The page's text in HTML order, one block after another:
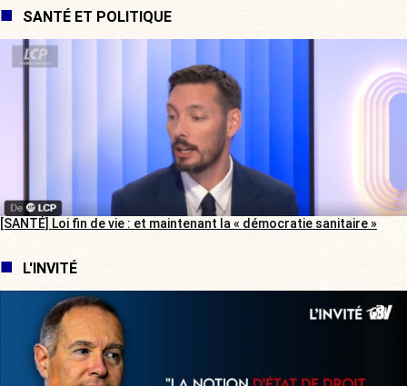
SANTÉ ET POLITIQUE
[SANTÉ] Loi fin de vie : et maintenant la « démocratie sanitaire »
L'INVITÉ